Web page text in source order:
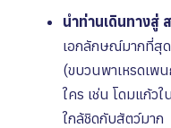
นำท่านเดินทางสู่
เอกลักษณ์มากที่สุ
(ขบวนพาเหรดเพ
ใคร เช่น โดมแก้ว
ใกล้ชิดกับสัตว์มาก